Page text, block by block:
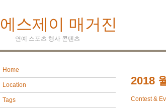
에스제이 매거진
연예 스포츠 행사 콘텐츠
Home
Location
Tags
2018
Contest &